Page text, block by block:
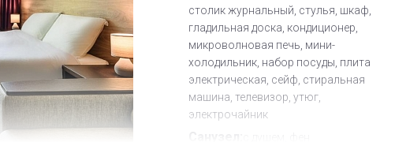
столик журнальный, стулья, шкаф,
гладильная доска, кондиционер,
микроволновая печь, мини-
холодильник, набор посуды, плита
электрическая, сейф, стиральная
машина, телевизор, утюг,
электрочайник